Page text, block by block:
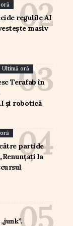
regulile AI
masiv
Ultimă oră
Terafab în
și robotică
partide
la